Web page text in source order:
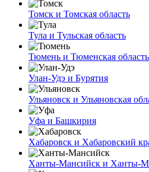
Томск и Томская область
Тула и Тульская область
Тюмень и Тюменская область
Улан-Удэ и Бурятия
Ульяновск и Ульяновская
Уфа и Башкирия
Хабаровск и Хабаровский
Ханты-Мансийск и Ханты-